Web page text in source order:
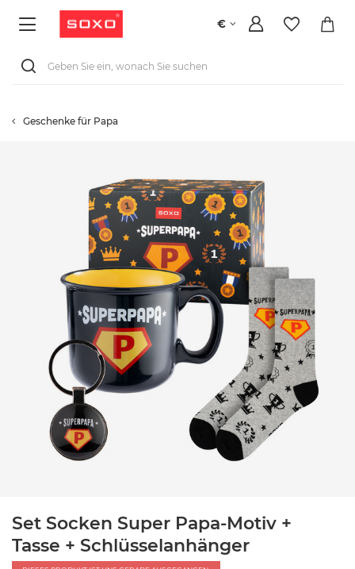
€
Geschenke für Papa
Set Socken Super Papa-Motiv +
Tasse + Schlüsselanhänger